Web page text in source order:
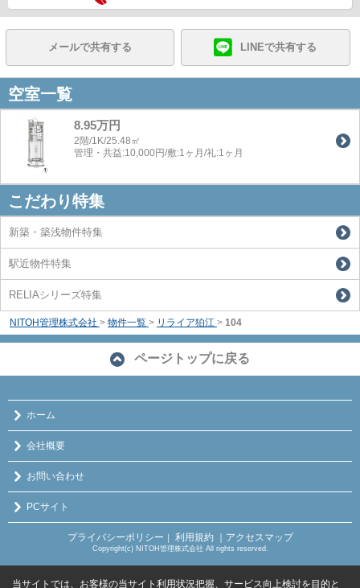
メールで共有する LINEで共有する
空室一覧
8.95万円
2階/1K/25.48㎡
管理・共益:10,000円/敷:1ヶ月/礼:1ヶ月
こだわり特集
新築・築浅物件特集
駅近物件特集
RELIAシリーズ特集
NITOH管理株式会社 > 物件一覧 > リライア狛江 > 104
ページトップに戻る
ホーム
会社概要
お問い合わせ
PCサイト
プライバシーポリシー ｜ 利用規約 ｜アクセスマップ
Copyright(c) NITOH管理株式会社 All rights reserved.
当サイトでは、お客様の当サイト利用状況把握、サービス向上検討を目的と